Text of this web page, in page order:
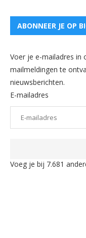
ABONNEER JE OP
Voer je e-mailadres in
mailmeldingen te
nieuwsberichten.
E-mailadres
Voeg je bij 7.681